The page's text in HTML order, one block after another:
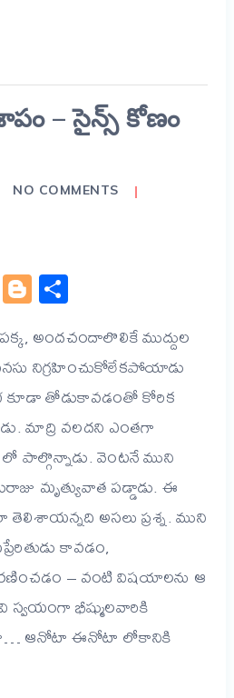
– సైన్స్ కోణం
NO COMMENTS
Blogger
Share
అందచందాలొలికే ముద్దుల
నిగ్రహించుకోలేకపోయాడు
కూడా తోడుకావడంతో కోరిక
మాద్రి వలదని ఎంతగా
పాల్గొన్నాడు. వెంటనే ముని
మృత్యువాత పడ్డాడు. ఈ
అసలు ప్రశ్న. ముని
కావడం,
– వంటి విషయాలను ఆ
స్వయంగా భీష్ములవారికి
ఆనోటా ఈనోటా లోకానికి